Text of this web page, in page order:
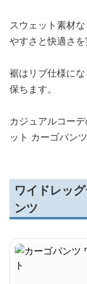
スウェット素材
やすさと快適さを
裾はリブ仕様に
保ちます。
カジュアルコー
ット カーゴパンツ
ワイドレッ
ンツ